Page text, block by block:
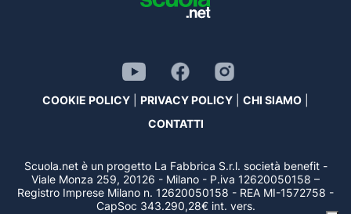
COOKIE POLICY PRIVACY POLICY CHI SIAMO
CONTATTI
Scuola.net è un progetto La Fabbrica S.r.l. società benefit -
Viale Monza 259, 20126 - Milano - P.iva 12620050158 –
Registro Imprese Milano n. 12620050158 - REA MI-1572758 -
CapSoc 343.290,28€ int. vers.